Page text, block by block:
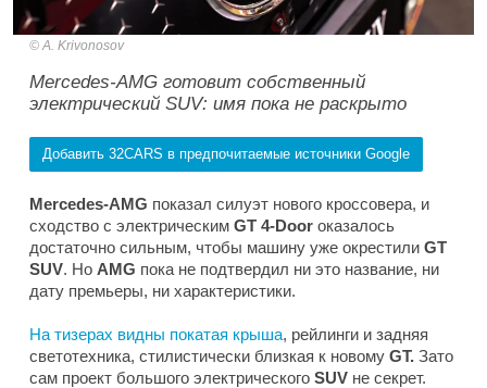
A. Krivonosov
Mercedes-AMG готовит собственный
электрический SUV: имя пока не раскрыто
Добавить 32CARS в предпочитаемые источники Google
Mercedes-AMG показал силуэт нового кроссовера, и
сходство с электрическим GT 4-Door оказалось
достаточно сильным, чтобы машину уже окрестили GT
SUV. Но AMG пока не подтвердил ни это название, ни
дату премьеры, ни характеристики.
На тизерах видны покатая крыша, рейлинги и задняя
светотехника, стилистически близкая к новому GT. Зато
сам проект большого электрического SUV не секрет.